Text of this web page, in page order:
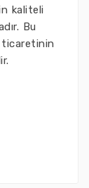
kaliteli
Bu
ticaretinin